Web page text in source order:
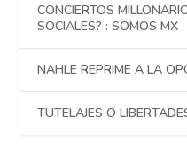
CONCIERTOS
SOCIALES? : SOMOS MX
NAHLE REPRIME A LA
TUTELAJES O